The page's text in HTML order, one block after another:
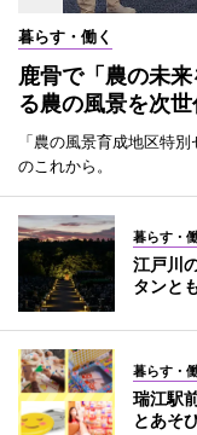
暮らす・働く
鹿骨で「農の未
る農の風景を次
「農の風景育成地区特
のこれから。
暮らす・
江戸川
タンと
暮らす・
瑞江駅
とあそ